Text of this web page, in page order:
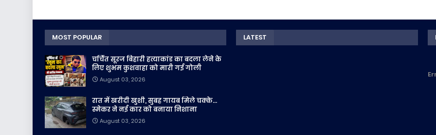
MOST POPULAR
चर्चित सूरज बिहारी हत्याकांड का बदला लेने के
लिए शुभम कुशवाहा को मारी गई गोली
August 03, 2026
रात में खरीदी खुशी, सुबह गायब मिले चक्के...
स्मेकर ने नई कार को बनाया निशाना
August 03, 2026
LATEST